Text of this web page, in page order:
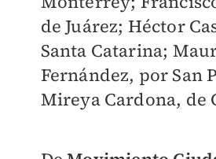
de Juárez; Héctor
Santa Catarina;
Fernández, por San
Mireya Cardona, de